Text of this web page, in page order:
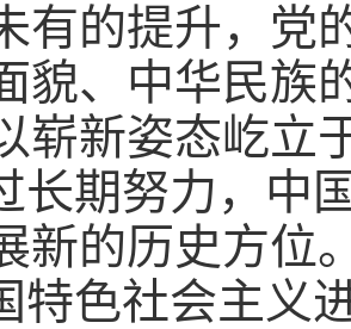
有的提升，党
貌、中华民族
崭新姿态屹立
长期努力，中
新的历史方位
特色社会主义